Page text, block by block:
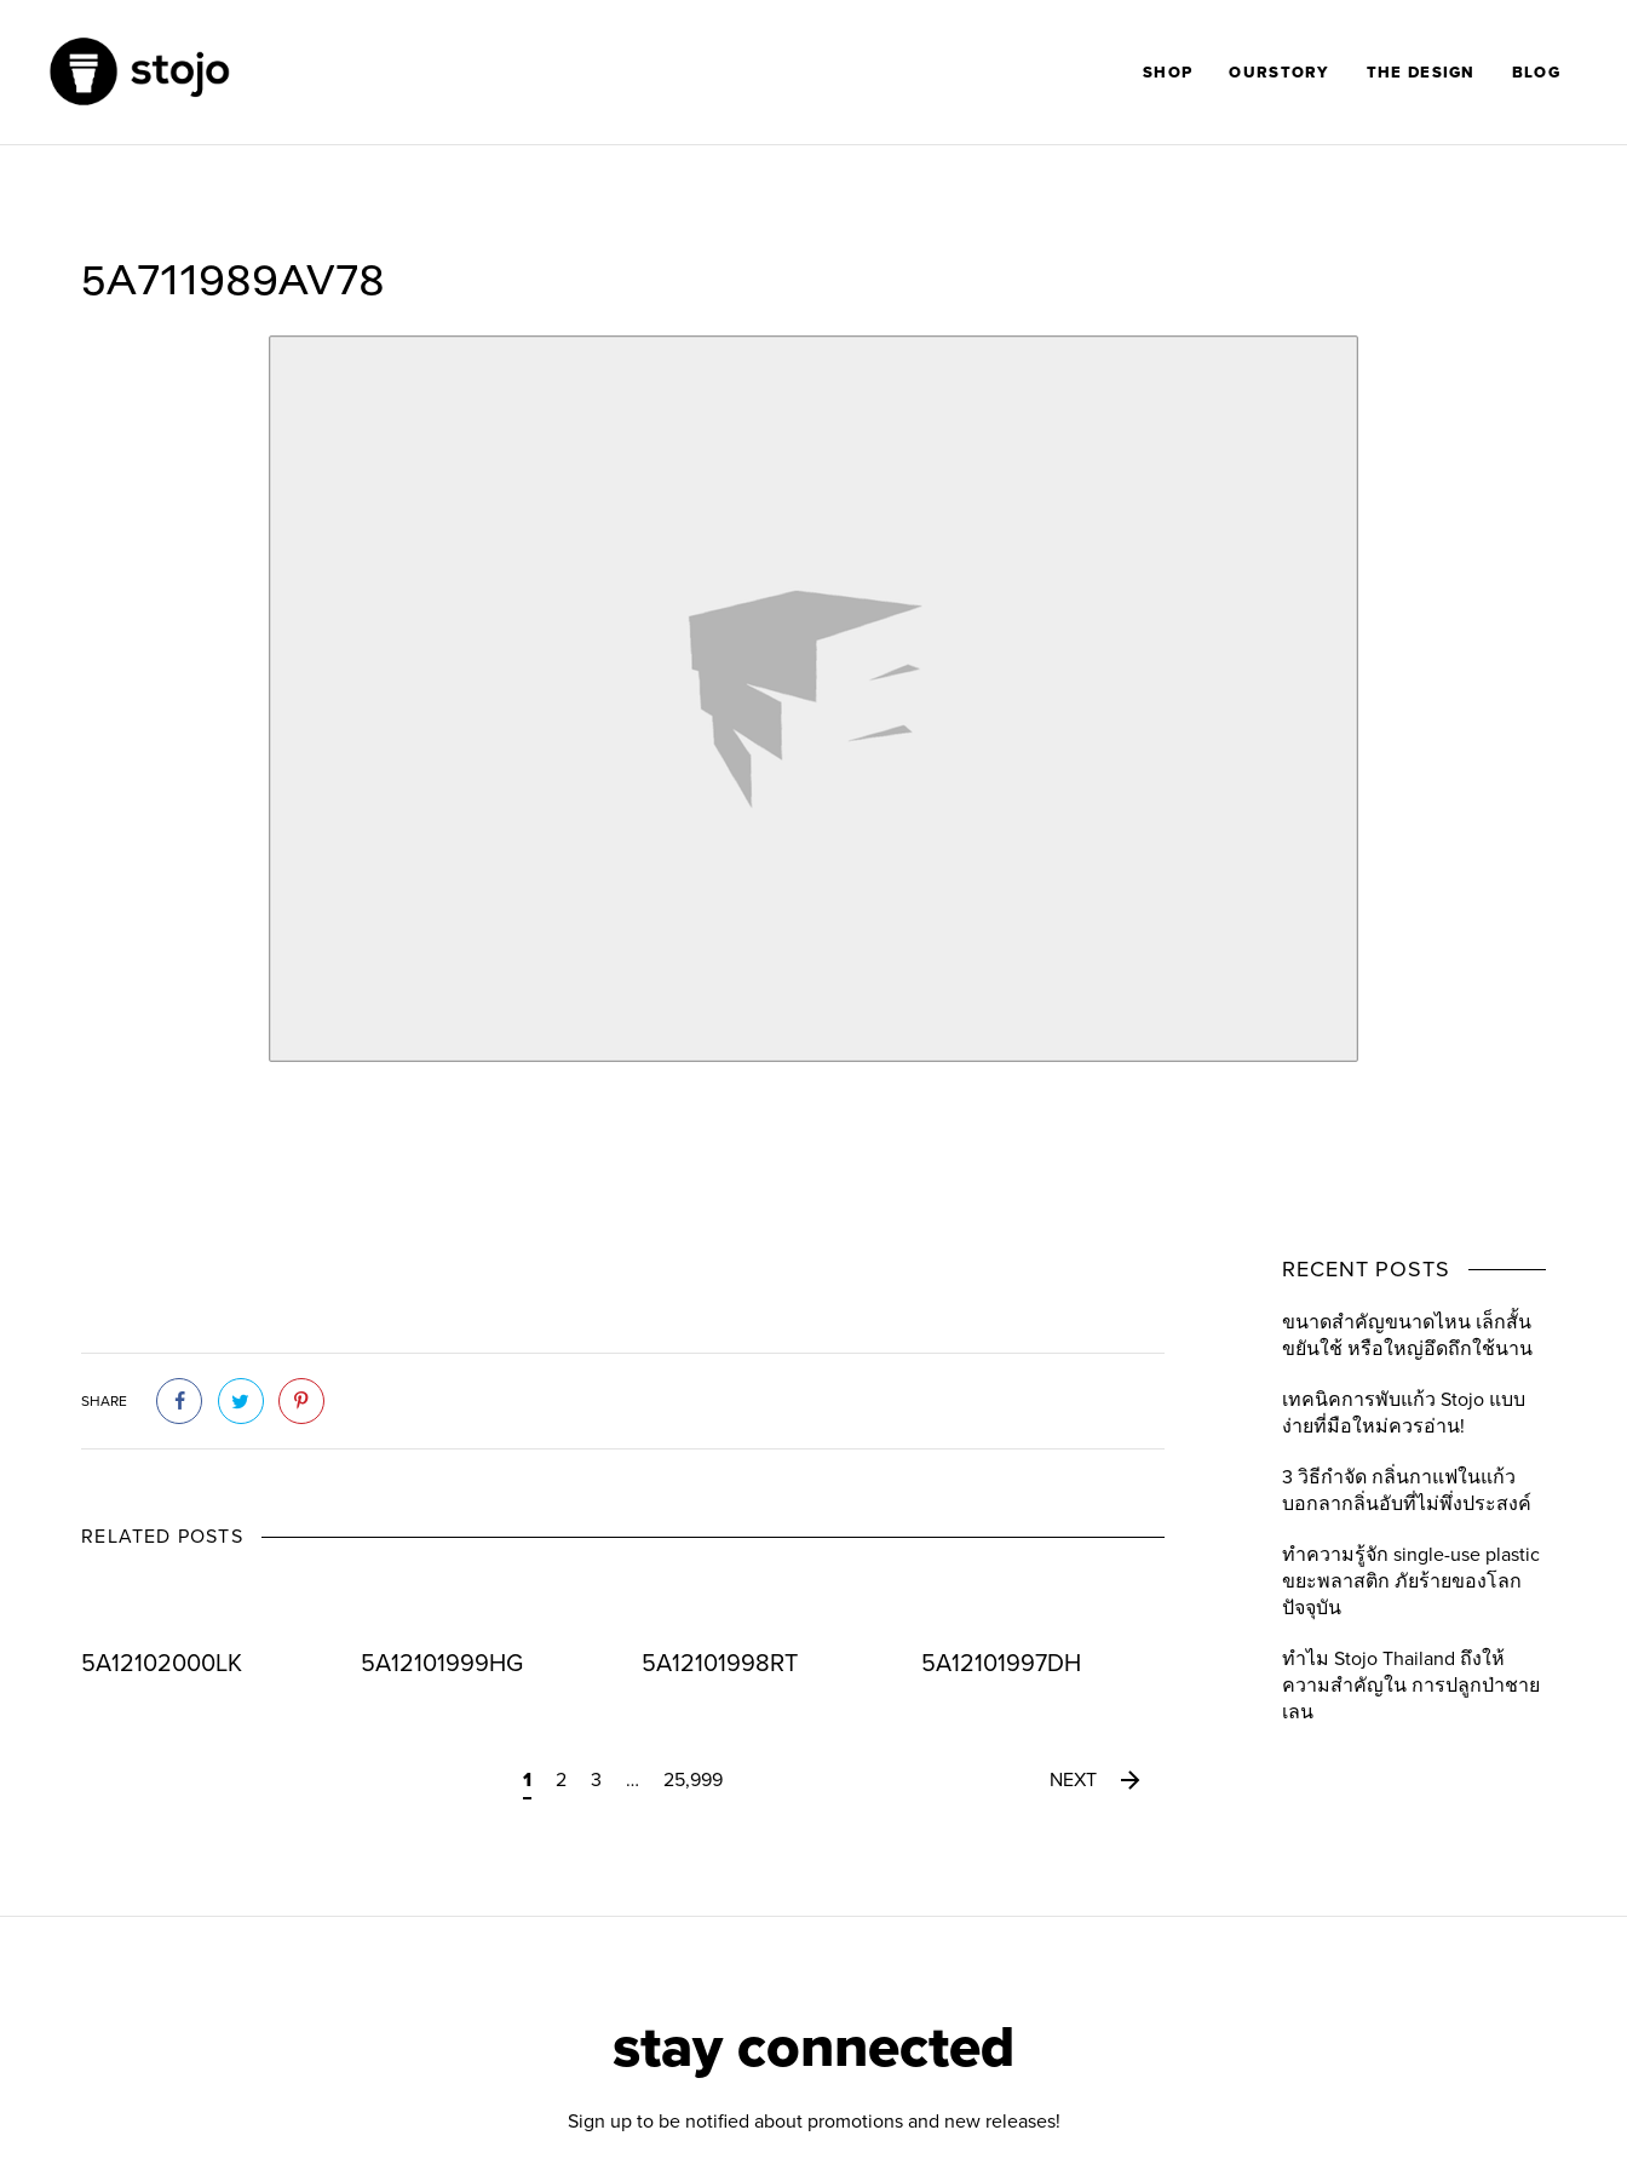
SHOP OURSTORY THE DESIGN BLOG
5A711989AV78
SHARE
RELATED POSTS
5A12102000LK 5A12101999HG 5A12101998RT 5A12101997DH
1 2 3 … 25,999 NEXT
RECENT POSTS
ขนาดสำคัญขนาดไหน เล็กสั้น
ขยันใช้ หรือใหญ่อึดถึกใช้นาน
เทคนิคการพับแก้ว Stojo แบบ
ง่ายที่มือใหม่ควรอ่าน!
3 วิธีกำจัด กลิ่นกาแฟในแก้ว
บอกลากลิ่นอับที่ไม่พึ่งประสงค์
ทำความรู้จัก single-use plastic
ขยะพลาสติก ภัยร้ายของโลก
ปัจจุบัน
ทำไม Stojo Thailand ถึงให้
ความสำคัญใน การปลูกป่าชาย
เลน
stay connected
Sign up to be notified about promotions and new releases!